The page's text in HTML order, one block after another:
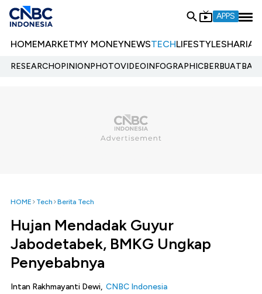
APPS
HOMEMARKETMY MONEYNEWSTECHLIFESTYLESHARIA
RESEARCHOPINIONPHOTOVIDEOINFOGRAPHIC
HOME Tech Berita Tech
Hujan Mendadak Guyur
Jabodetabek, BMKG Ungkap
Penyebabnya
Intan Rakhmayanti Dewi, CNBC Indonesia